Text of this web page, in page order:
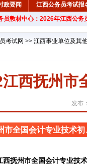
政要闻 江西公务员考试报
教材中心
员教材中心：2026年江西公务
考试网 >> 江西事业单位及其
西抚州市
发布
市全国会计专业技术
西抚州市全国会计专业技